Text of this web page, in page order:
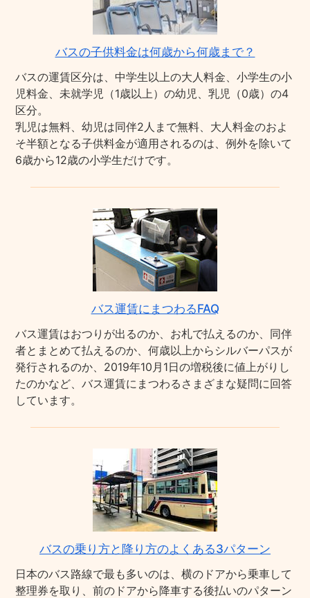
バスの子供料金は何歳から何歳まで？
バスの運賃区分は、中学生以上の大人料金、小学生の小
児料金、未就学児（1歳以上）の幼児、乳児（0歳）の4
区分。
乳児は無料、幼児は同伴2人まで無料、大人料金のおよ
そ半額となる子供料金が適用されるのは、例外を除いて
6歳から12歳の小学生だけです。
バス運賃にまつわるFAQ
バス運賃はおつりが出るのか、お札で払えるのか、同伴
者とまとめて払えるのか、何歳以上からシルバーパスが
発行されるのか、2019年10月1日の増税後に値上がりし
たのかなど、バス運賃にまつわるさまざまな疑問に回答
しています。
バスの乗り方と降り方のよくある3パターン
日本のバス路線で最も多いのは、横のドアから乗車して
整理券を取り、前のドアから降車する後払いのパターン